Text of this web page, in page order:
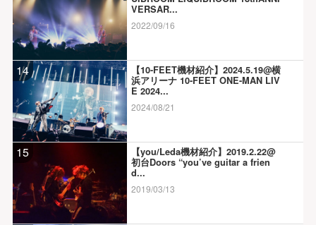
VERSAR...
2022/09/16
14
【10-FEET機材紹介】2024.5.19@横
浜アリーナ 10-FEET ONE-MAN LIV
E 2024...
2024/08/21
15
【you/Leda機材紹介】2019.2.22@
初台Doors “you’ve guitar a frien
d...
2019/03/13